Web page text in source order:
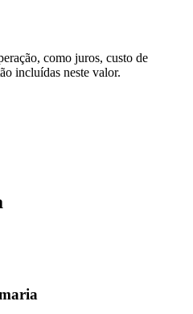
como juros, custo de
incluídas neste valor.